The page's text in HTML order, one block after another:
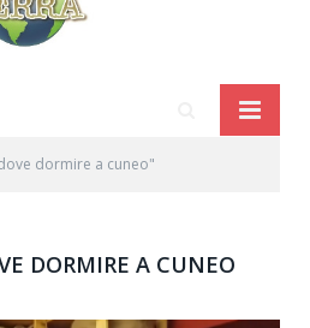
dormire a cuneo"
DORMIRE A CUNEO